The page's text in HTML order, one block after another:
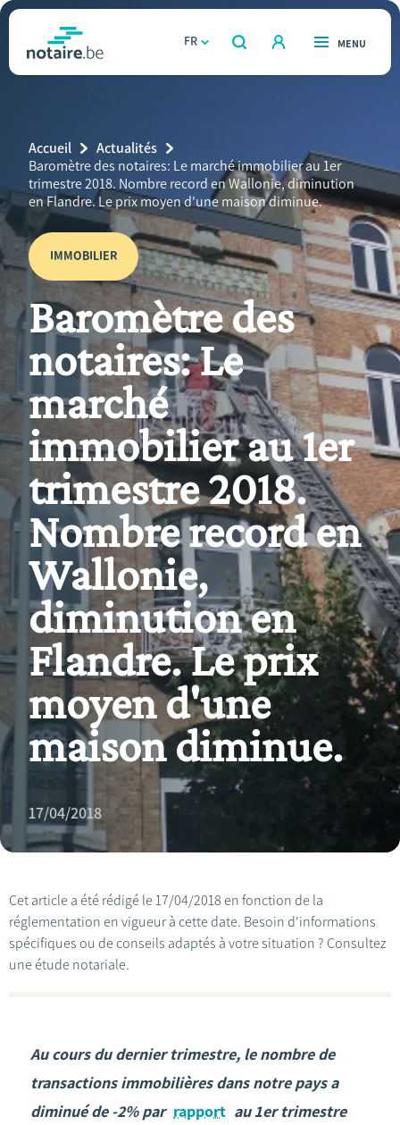
Aller
contenu
notaire.behomepage
FR
OUVERT
RECHERCHER
OUVERT
MENU
Relations et vivre ensemble
Héritage et donations
Entreprendre
Le notaire
Calculateurs
Breadcrumb
Accueil
Actualités
Current
Page:
Baromètre des notaires: Le marché immobilier au 1er
trimestre 2018. Nombre record en Wallonie, diminution
en Flandre. Le prix moyen d'une maison diminue.
IMMOBILIER
Baromètre des
notaires: Le
marché
immobilier au 1er
trimestre 2018.
Nombre record en
Wallonie,
diminution en
Flandre. Le prix
moyen d'une
maison diminue.
17/04/2018
Cet article a été rédigé le 17/04/2018 en fonction de la
réglementation en vigueur à cette date. Besoin d'informations
spécifiques ou de conseils adaptés à votre situation ? Consultez
une étude notariale.
Au cours du dernier trimestre, le nombre de
transactions immobilières dans notre pays a
diminué de -2% par rapport au 1er trimestre